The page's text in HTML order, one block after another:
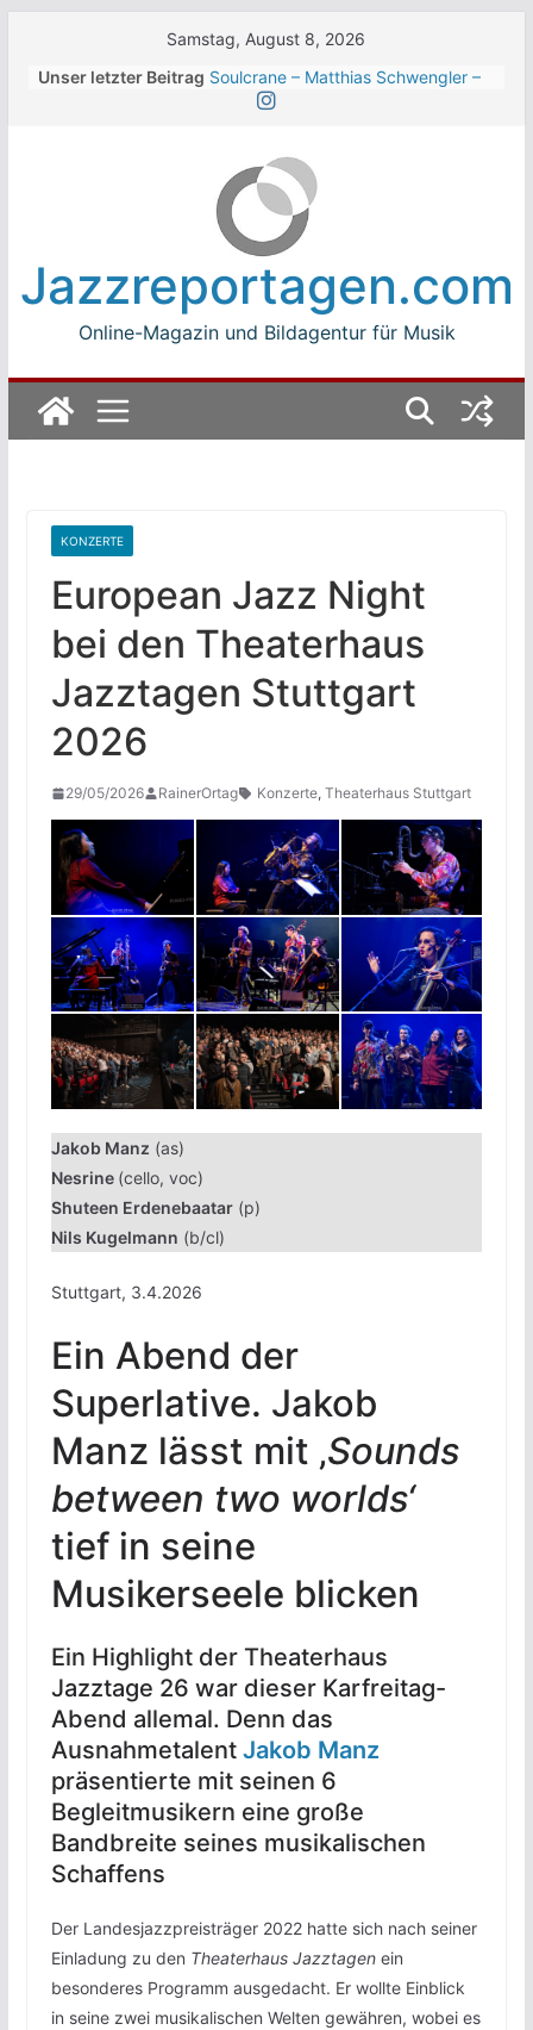
Samstag, August 8, 2026
Unser letzter Beitrag Soulcrane – Matthias Schwengler –
Walter Trout Band beim Winterbach
Zeltspektakel 2026
The Cinelli Brothers beim
Winterbach Zeltspektakel 2026
Jean-Michel Jarre bei den jazz open
Modena auf der Piazza Roma 2026
Jazzreportagen.com
Online-Magazin und Bildagentur für Musik
KONZERTE
European Jazz Night
bei den Theaterhaus
Jazztagen Stuttgart
2026
29/05/2026 RainerOrtag Konzerte, Theaterhaus Stuttgart
Jakob Manz (as)
Nesrine (cello, voc)
Shuteen Erdenebaatar(p)
Nils Kugelmann (b/cl)
Stuttgart, 3.4.2026
Ein Abend der
Superlative. Jakob
Manz lässt mit ‚Sounds
between two worlds‘
tief in seine
Musikerseele blicken
Ein Highlight der Theaterhaus
Jazztage 26 war dieser Karfreitag-
Abend allemal. Denn das
Ausnahmetalent Jakob Manz
präsentierte mit seinen 6
Begleitmusikern eine große
Bandbreite seines musikalischen
Schaffens
Der Landesjazzpreisträger 2022 hatte sich nach seiner
Einladung zu den Theaterhaus Jazztagenein
besonderes Programm ausgedacht. Er wollte Einblick
in seine zwei musikalischen Welten gewähren, wobei es